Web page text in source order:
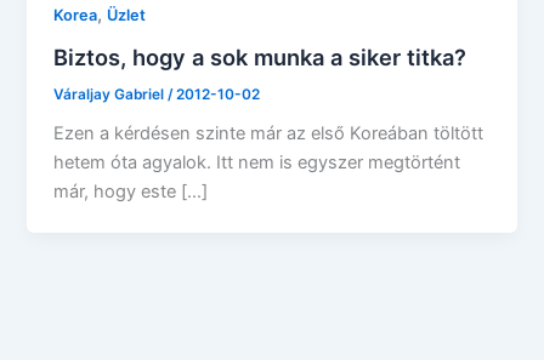
Korea, Üzlet
Biztos, hogy a sok munka a siker titka?
Váraljay Gabriel /2012-10-02
Ezen a kérdésen szinte már az első Koreában töltött
hetem óta agyalok. Itt nem is egyszer megtörtént
már, hogy este […]